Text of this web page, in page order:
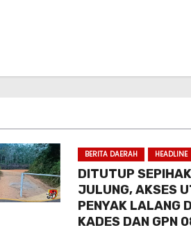
BERITA DAERAH HEADLINE
DITUTUP
JULUNG, AKSES
PENYAK LALANG
KADES DAN GPN